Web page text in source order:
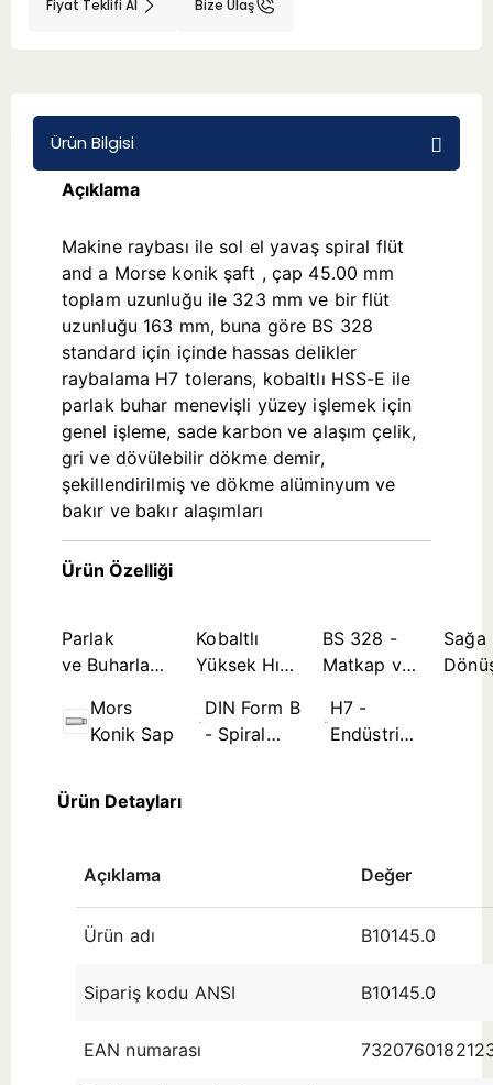
Adaptörler
Aksesuarlar
Fiyat Teklifi Al Bize Ulaş
Ürün Bilgisi
Açıklama
Makine raybası ile sol el yavaş spiral flüt
and a Morse konik şaft , çap 45.00 mm
toplam uzunluğu ile 323 mm ve bir flüt
uzunluğu 163 mm, buna göre BS 328
standard için içinde hassas delikler
raybalama H7 tolerans, kobaltlı HSS-E ile
parlak buhar menevişli yüzey işlemek için
genel işleme, sade karbon ve alaşım çelik,
gri ve dövülebilir dökme demir,
şekillendirilmiş ve dökme alüminyum ve
bakır ve bakır alaşımları
Ürün Özelliği
Parlak
ve Buharla
Kombinasyon
Kobaltlı
Yüksek Hız
Malzemesi
BS 328 -
Matkap ve
Standartları
Sağa
Mors
Konik Sap
DIN Form B
- Spiral
H7 -
Endüstri
(çap
aralığına
Ürün Detayları
Açıklama Değer
Ürün adı B10145.0
Sipariş kodu ANSI B10145.0
EAN numarası